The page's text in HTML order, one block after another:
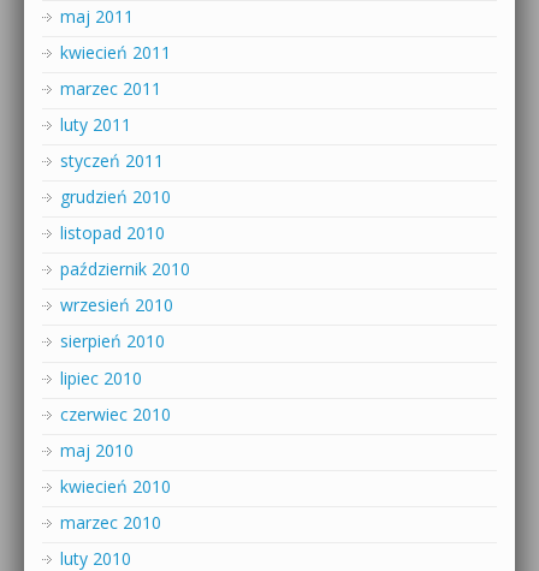
maj 2011
kwiecień 2011
marzec 2011
luty 2011
styczeń 2011
grudzień 2010
listopad 2010
październik 2010
wrzesień 2010
sierpień 2010
lipiec 2010
czerwiec 2010
maj 2010
kwiecień 2010
marzec 2010
luty 2010